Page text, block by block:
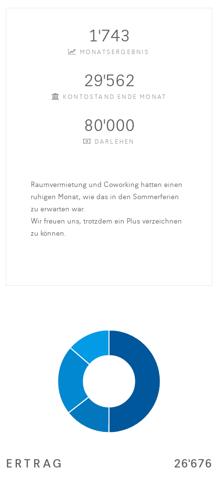
1'743
MONATSERGEBNIS
29'562
KONTOSTAND ENDE MONAT
80'000
DARLEHEN
Raumvermietung und Coworking hatten einen
ruhigen Monat, wie das in den Sommerferien
zu erwarten war.
Wir freuen uns, trotzdem ein Plus verzeichnen
zu können.
ERTRAG 26'676